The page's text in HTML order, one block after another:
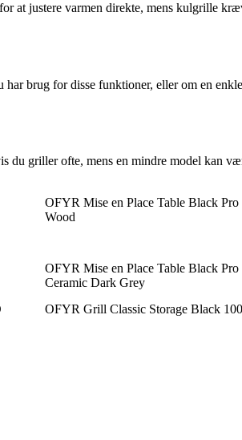
at justere varmen direkte, mens kulgrille
brug for disse funktioner, eller om en
griller ofte, mens en mindre model kan
OFYR Mise en Place Table Black Pro
Wood
OFYR Mise en Place Table Black Pro
Ceramic Dark Grey
OFYR Grill Classic Storage Black 100